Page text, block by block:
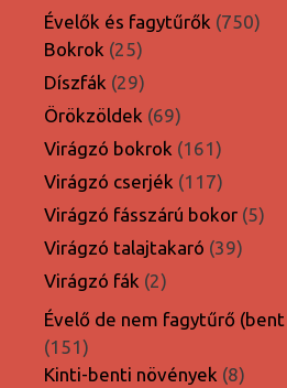
Évelők és fagytűrők 750750
Bokrok 2525
termék
Díszfák 2929
termék
Örökzöldek 6969
termék
Virágzó bokrok 161161
termék
Virágzó cserjék 117117
termék
Virágzó fásszárú bokor 55
Virágzó talajtakaró 3939
Virágzó fák 22
termék
Évelő de nem fagytűrő
151151
termék
Kinti-benti növények 88